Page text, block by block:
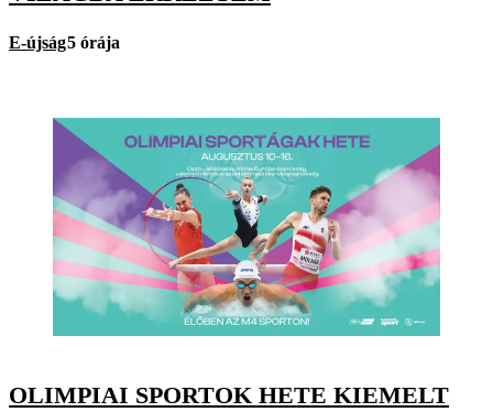
E-újság5 órája
OLIMPIAI SPORTOK HETE KIEMELT